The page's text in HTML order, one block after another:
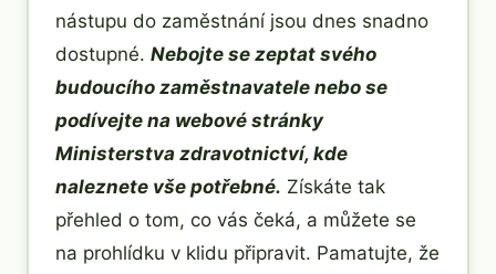
nástupu do zaměstnání jsou dnes snadno
dostupné. Nebojte se zeptat svého
budoucího zaměstnavatele nebo se
podívejte na webové stránky
Ministerstva zdravotnictví, kde
naleznete vše potřebné. Získáte tak
přehled o tom, co vás čeká, a můžete se
na prohlídku v klidu připravit. Pamatujte, že